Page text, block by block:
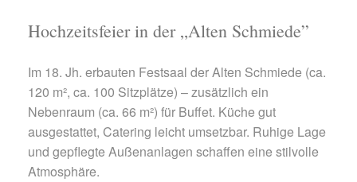
Hochzeitsfeier in der „Alten Schmiede”
Im 18. Jh. erbauten Festsaal der Alten Schmiede (ca.
120 m², ca. 100 Sitzplätze) – zusätzlich ein
Nebenraum (ca. 66 m²) für Buffet. Küche gut
ausgestattet, Catering leicht umsetzbar. Ruhige Lage
und gepflegte Außenanlagen schaffen eine stilvolle
Atmosphäre.